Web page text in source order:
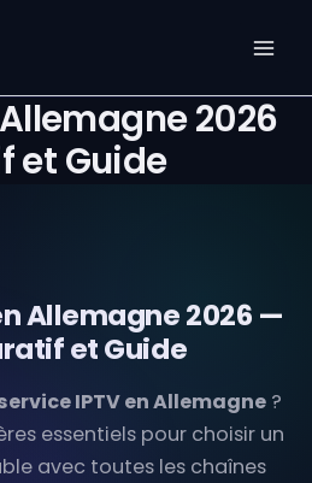
2026
et Guide
Allemagne 2026 —
et Guide
IPTV en Allemagne ?
essentiels pour choisir un
avec toutes les chaînes